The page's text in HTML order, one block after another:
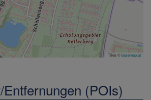
Tiles ©basemap.at
(POIs)